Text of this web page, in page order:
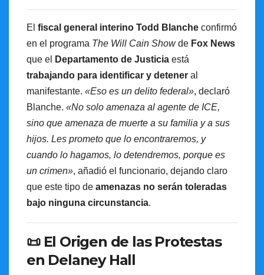
El fiscal general interino Todd Blanche confirmó
en el programa The Will Cain Showde Fox News
que el
Departamento de Justicia está
trabajando para identificar y detener al
manifestante. «Eso es un delito federal», declaró
Blanche. «No solo amenaza al agente de ICE,
sino que amenaza de muerte a su familia y a sus
hijos. Les prometo que lo encontraremos, y
cuando lo hagamos, lo detendremos, porque es
un crimen», añadió el funcionario, dejando claro
que este tipo de amenazas no serán toleradas
bajo ninguna circunstancia.
📜 El Origen de las Protestas
en Delaney Hall